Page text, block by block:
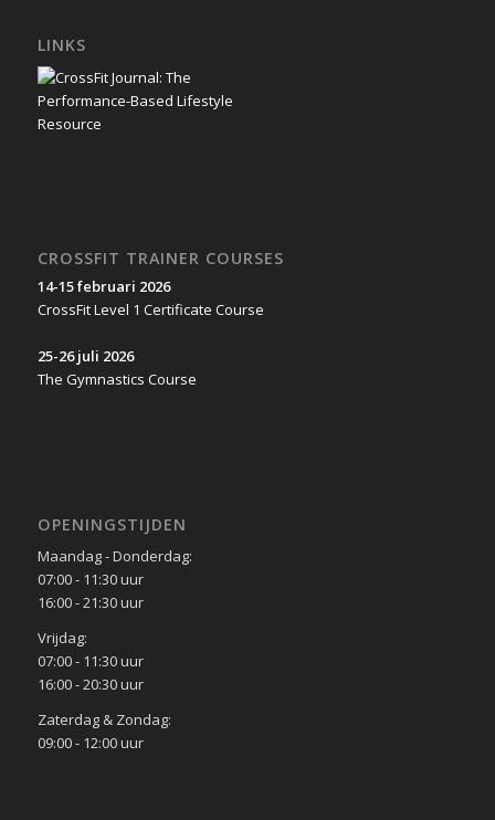
LINKS
CROSSFIT TRAINER COURSES
14-15 februari 2026
CrossFit Level 1 Certificate Course
25-26 juli 2026
The Gymnastics Course
OPENINGSTIJDEN
Maandag - Donderdag:
07:00 - 11:30 uur
16:00 - 21:30 uur
Vrijdag:
07:00 - 11:30 uur
16:00 - 20:30 uur
Zaterdag & Zondag:
09:00 - 12:00 uur